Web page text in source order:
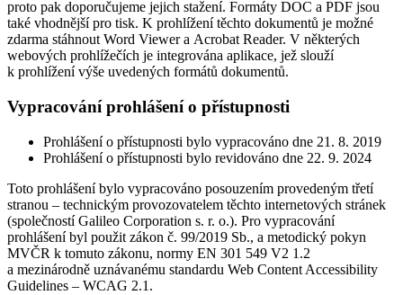
proto pak doporučujeme jejich stažení. Formáty DOC a PDF jsou
také vhodnější pro tisk. K prohlížení těchto dokumentů je možné
zdarma stáhnout Word Viewer a Acrobat Reader. V některých
webových prohlížečích je integrována aplikace, jež slouží
k prohlížení výše uvedených formátů dokumentů.
Vypracování prohlášení o přístupnosti
Prohlášení o přístupnosti bylo vypracováno dne 21. 8. 2019
Prohlášení o přístupnosti bylo revidováno dne 22. 9. 2024
Toto prohlášení bylo vypracováno posouzením provedeným třetí
stranou – technickým provozovatelem těchto internetových stránek
(společností Galileo Corporation s. r. o.). Pro vypracování
prohlášení byl použit zákon č. 99/2019 Sb., a metodický pokyn
MVČR k tomuto zákonu, normy EN 301 549 V2 1.2
a mezinárodně uznávanému standardu Web Content Accessibility
Guidelines – WCAG 2.1.